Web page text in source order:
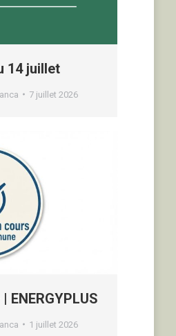
14 juillet
7 juillet 2026
ENERGYPLUS
1 juillet 2026